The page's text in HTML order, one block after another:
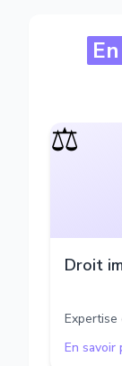
⚖️
Droit
Expertise
En savoir